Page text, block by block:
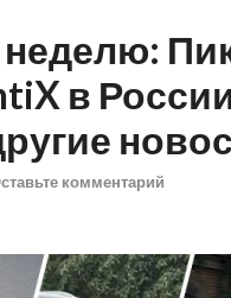
в
комментарий